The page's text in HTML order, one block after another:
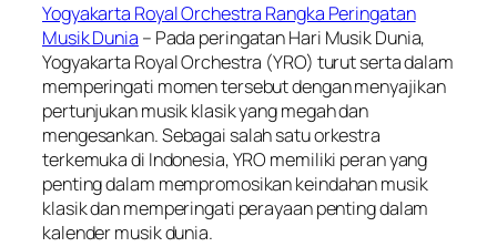
Yogyakarta Royal Orchestra Rangka Peringatan
Musik Dunia – Pada peringatan Hari Musik Dunia,
Yogyakarta Royal Orchestra (YRO) turut serta dalam
memperingati momen tersebut dengan menyajikan
pertunjukan musik klasik yang megah dan
mengesankan. Sebagai salah satu orkestra
terkemuka di Indonesia, YRO memiliki peran yang
penting dalam mempromosikan keindahan musik
klasik dan memperingati perayaan penting dalam
kalender musik dunia.